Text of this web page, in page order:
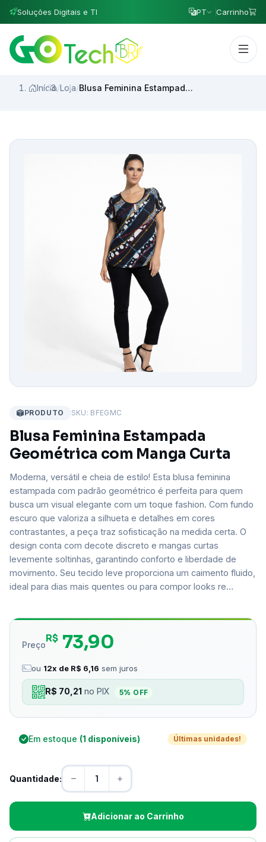
Soluções Digitais e TI PT Carrinho
Início/Loja/ Blusa Feminina Estampada Geométrica com Manga Curta
PRODUTO SKU: BFEGMC
Blusa Feminina Estampada
Geométrica com Manga Curta
Moderna, versátil e cheia de estilo! Esta blusa feminina
estampada com padrão geométrico é perfeita para quem
busca um visual elegante com um toque fashion. Com fundo
escuro que valoriza a silhueta e detalhes em cores
contrastantes, a peça traz sofisticação na medida certa. O
design conta com decote discreto e mangas curtas
levemente soltinhas, garantindo conforto e liberdade de
movimento. Seu tecido leve proporciona um caimento fluido,
ideal para dias mais quentes ou para compor looks re…
Preço
R$ 73,90
ou 12x de R$ 6,16 sem juros
R$ 70,21 no PIX 5% OFF
Em estoque (1 disponíveis) Últimas unidades!
Quantidade:
Adicionar ao Carrinho